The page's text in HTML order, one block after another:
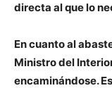
directa al que lo
En cuanto al
Ministro del
encaminándose.